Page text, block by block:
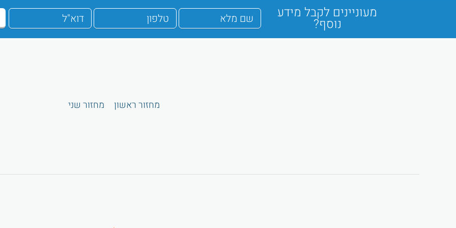
מעוניינים לקבל מידע
נוסף?
מחזור ראשון מחזור שני